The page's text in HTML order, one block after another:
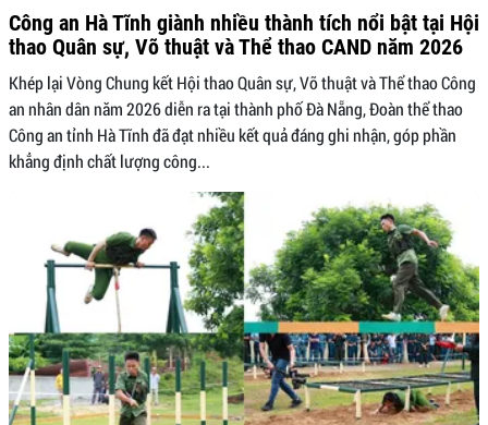
Công an Hà Tĩnh giành nhiều thành tích nổi bật tại Hội
thao Quân sự, Võ thuật và Thể thao CAND năm 2026
Khép lại Vòng Chung kết Hội thao Quân sự, Võ thuật và Thể thao Công
an nhân dân năm 2026 diễn ra tại thành phố Đà Nẵng, Đoàn thể thao
Công an tỉnh Hà Tĩnh đã đạt nhiều kết quả đáng ghi nhận, góp phần
khẳng định chất lượng công...